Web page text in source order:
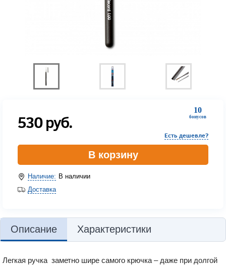
10
бонусов
530руб.
Есть дешевле?
В корзину
Наличие: В наличии
Доставка
Описание Характеристики
Легкая ручка заметно шире самого крючка – даже при долгой